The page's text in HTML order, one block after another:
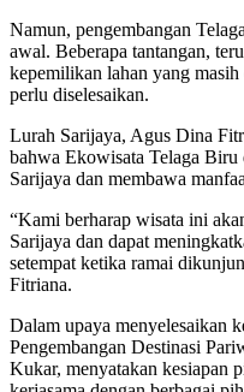
Namun, pengembangan
awal. Beberapa tantangan,
kepemilikan lahan yang
perlu diselesaikan.
Lurah Sarijaya, Agus Dina
bahwa Ekowisata Telaga Biru
Sarijaya dan membawa
“Kami berharap wisata ini
Sarijaya dan dapat
setempat ketika ramai
Fitriana.
Dalam upaya menyelesaikan
Pengembangan Destinasi
Kukar, menyatakan kesiapan